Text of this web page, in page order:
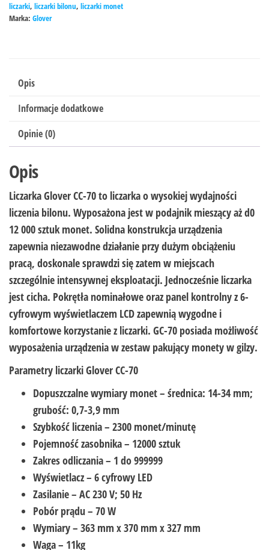
liczarki, liczarki bilonu, liczarki monet
Marka: Glover
Opis
Informacje dodatkowe
Opinie (0)
Opis
Liczarka Glover CC-70 to liczarka o wysokiej wydajności
liczenia bilonu. Wyposażona jest w podajnik mieszący aż d0
12 000 sztuk monet. Solidna konstrukcja urządzenia
zapewnia niezawodne działanie przy dużym obciążeniu
pracą, doskonale sprawdzi się zatem w miejscach
szczególnie intensywnej eksploatacji. Jednocześnie liczarka
jest cicha. Pokrętła nominałowe oraz panel kontrolny z 6-
cyfrowym wyświetlaczem LCD zapewnią wygodne i
komfortowe korzystanie z liczarki. GC-70 posiada możliwość
wyposażenia urządzenia w zestaw pakujący monety w gilzy.
Parametry liczarki Glover CC-70
Dopuszczalne wymiary monet – średnica: 14-34 mm;
grubość: 0,7-3,9 mm
Szybkość liczenia – 2300 monet/minutę
Pojemność zasobnika – 12000 sztuk
Zakres odliczania – 1 do 999999
Wyświetlacz – 6 cyfrowy LED
Zasilanie – AC 230 V; 50 Hz
Pobór prądu – 70 W
Wymiary – 363 mm x 370 mm x 327 mm
Waga – 11kg